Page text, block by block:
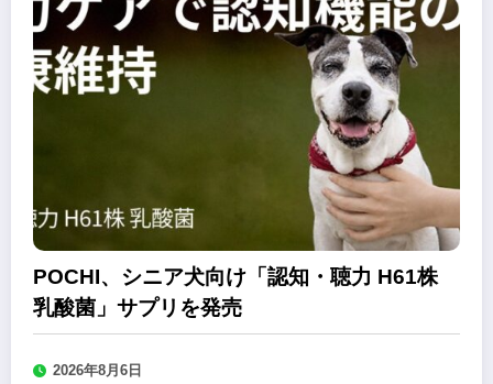
POCHI、シニア犬向け「認知・聴力 H61株
乳酸菌」サプリを発売
2026年8月6日